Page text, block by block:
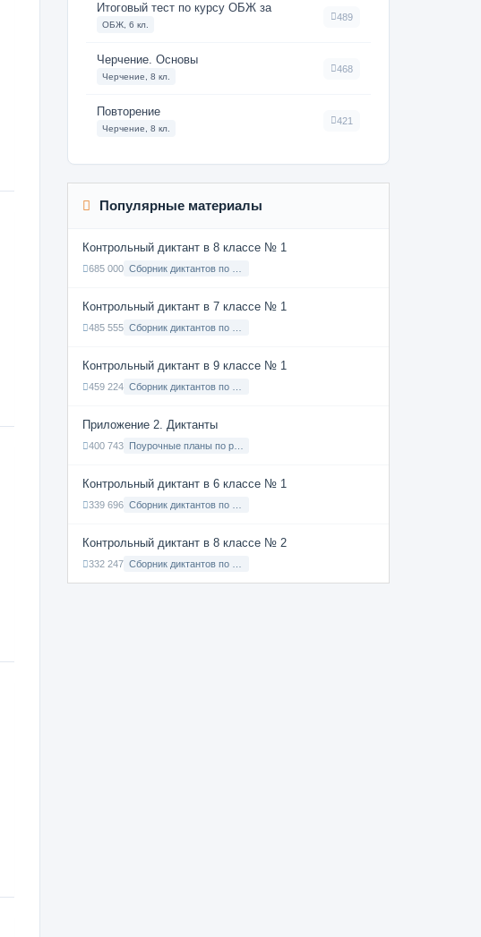
Итоговый тест по курсу ОБЖ за
ОБЖ, 6 кл.
489
Черчение. Основы
Черчение, 8 кл.
468
Повторение
Черчение, 8 кл.
421
Популярные материалы
Контрольный диктант в 8 классе № 1
685 000
Контрольный диктант в 7 классе № 1
485 555
Контрольный диктант в 9 классе № 1
459 224
Приложение 2. Диктанты
400 743
Контрольный диктант в 6 классе № 1
339 696
Контрольный диктант в 8 классе № 2
332 247